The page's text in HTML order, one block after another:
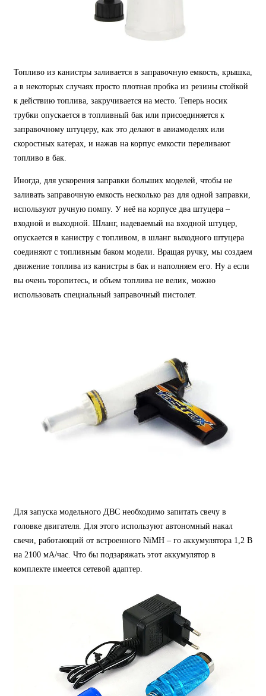
Топливо из канистры заливается в заправочную емкость, крышка,
а в некоторых случаях просто плотная пробка из резины стойкой
к действию топлива, закручивается на место. Теперь носик
трубки опускается в топливный бак или присоединяется к
заправочному штуцеру, как это делают в авиамоделях или
скоростных катерах, и нажав на корпус емкости переливают
топливо в бак.
Иногда, для ускорения заправки больших моделей, чтобы не
заливать заправочную емкость несколько раз для одной заправки,
используют ручную помпу. У неё на корпусе два штуцера –
входной и выходной. Шланг, надеваемый на входной штуцер,
опускается в канистру с топливом, в шланг выходного штуцера
соединяют с топливным баком модели. Вращая ручку, мы создаем
движение топлива из канистры в бак и наполняем его. Ну а если
вы очень торопитесь, и объем топлива не велик, можно
использовать специальный заправочный пистолет.
Для запуска модельного ДВС необходимо запитать свечу в
головке двигателя. Для этого используют автономный накал
свечи, работающий от встроенного NiMH – го аккумулятора 1,2 В
на 2100 мА/час. Что бы подзаряжать этот аккумулятор в
комплекте имеется сетевой адаптер.